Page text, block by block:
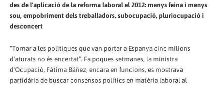
des de l'aplicació de la reforma laboral el 2012: menys feina i menys
sou, empobriment dels treballadors, subocupació, pluriocupació i
desconcert
“Tornar a les polítiques que van portar a Espanya cinc milions
d'aturats no és encertat”. Fa poques setmanes, la ministra
d'Ocupació, Fátima Báñez, encara en funcions, es mostrava
partidària de buscar consensos polítics en matèria laboral al